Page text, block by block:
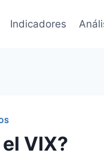
Indicadores
VIX?